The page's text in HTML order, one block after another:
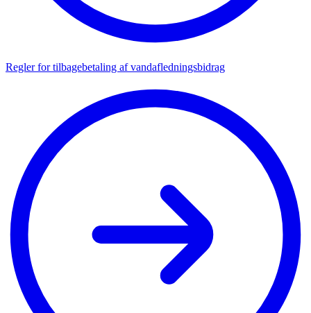
Reg­ler for til­ba­ge­be­ta­ling af vand­af­led­nings­bi­drag